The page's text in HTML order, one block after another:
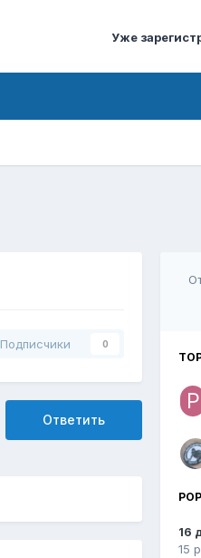
Уже
Подписчики 0
Ответить
16
15